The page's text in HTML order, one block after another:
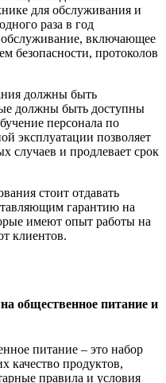
для обслуживания и
раза в год
обслуживание, включающее
безопасности, протоколов
должны быть
должны быть доступны
персонала по
эксплуатации позволяет
случаев и продлевает срок
стоит отдавать
гарантию на
имеют опыт работы на
клиентов.
общественное питание и
питание – это набор
качество продуктов,
правила и условия